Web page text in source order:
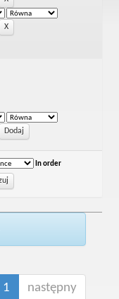
In order
1 następny